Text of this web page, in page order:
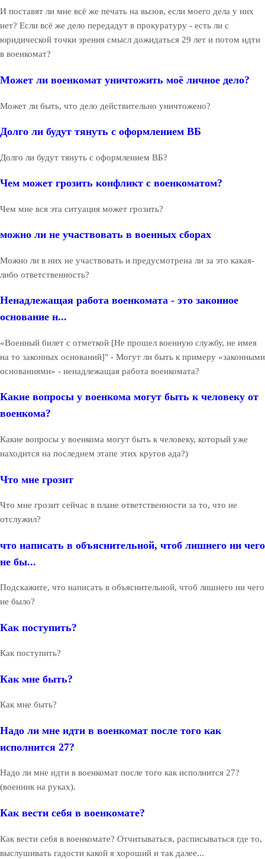
И поставят ли мне всё же печать на вызов, если моего дела у них
нет? Если всё же дело передадут в прокуратуру - есть ли с
юридической точки зрения смысл дожидаться 29 лет и потом идти
в военкомат?
Может ли военкомат уничтожить моё личное дело?
Может ли быть, что дело действительно уничтожено?
Долго ли будут тянуть с оформлением ВБ
Долго ли будут тянуть с оформлением ВБ?
Чем может грозить конфликт с военкоматом?
Чем мне вся эта ситуация может грозить?
можно ли не участвовать в военных сборах
Можно ли в них не участвовать и предусмотрена ли за это какая-
либо ответственность?
Ненадлежащая работа военкомата - это законное
основание н...
«Военный билет с отметкой [Не прошел военную службу, не имея
на то законных оснований]" - Могут ли быть к примеру «законными
основаниями» - ненадлежащая работа военкомата?
Какие вопросы у военкома могут быть к человеку от
военкома?
Какие вопросы у военкома могут быть к человеку, который уже
находится на последнем этапе этих кругов ада?)
Что мне грозит
Что мне грозит сейчас в плане ответственности за то, что не
отслужил?
что написать в объяснительной, чтоб лишнего ни чего
не бы...
Подскажите, что написать в объяснительной, чтоб лишнего ни чего
не было?
Как поступить?
Как поступить?
Как мне быть?
Как мне быть?
Надо ли мне идти в военкомат после того как
исполнится 27?
Надо ли мне идти в военкомат после того как исполнится 27?
(военник на руках).
Как вести себя в военкомате?
Как вести себя в военкомате? Отчитываться, расписываться где то,
выслушивать гадости какой я хороший и так далее...